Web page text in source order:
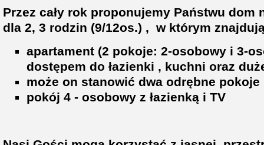
Przez cały rok proponujemy Państwu dom
dla 2, 3 rodzin (9/12os.) , w którym
apartament (2 pokoje: 2-osobowy i 3-
dostępem do łazienki , kuchni oraz
może on stanowić dwa odrębne pokoje
pokój 4 - osobowy z łazienką i TV